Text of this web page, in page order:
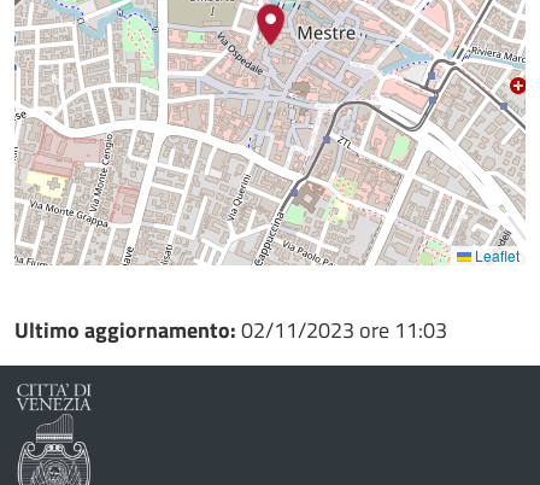
Leaflet
Ultimo aggiornamento:02/11/2023 ore 11:03